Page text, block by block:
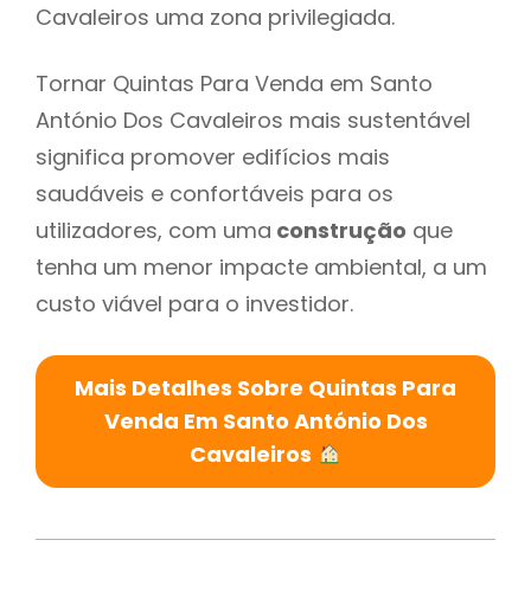
Cavaleiros uma zona privilegiada.
Tornar Quintas Para Venda em Santo
António Dos Cavaleiros mais sustentável
significa promover edifícios mais
saudáveis e confortáveis para os
utilizadores, com uma construção que
tenha um menor impacte ambiental, a um
custo viável para o investidor.
Mais Detalhes Sobre Quintas Para
Venda Em Santo António Dos
Cavaleiros